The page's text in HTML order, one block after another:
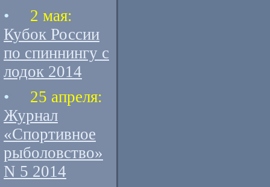
• 2 мая:
Кубок России
по спиннингу с
лодок 2014
• 25 апреля:
Журнал
«Спортивное
рыболовство»
N 5 2014